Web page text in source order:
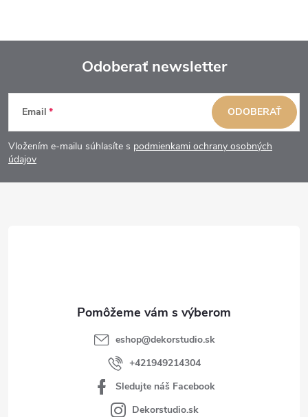
Z
á
p
Odoberať newsletter
Email
Vložením e-mailu súhlasíte s podmienkami ochrany osobných
údajov
ODOBERAŤ
eshop@dekorstudio.sk
+421949214304
Sledujte náš Facebook
Dekorstudio.sk